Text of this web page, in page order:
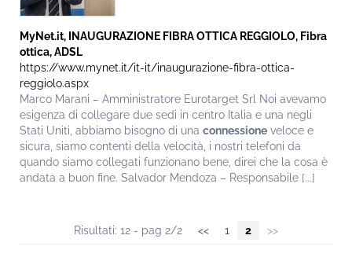
MyNet.it, INAUGURAZIONE FIBRA OTTICA REGGIOLO, Fibra
ottica, ADSL
https://www.mynet.it/it-it/inaugurazione-fibra-ottica-
reggiolo.aspx
Marco Marani – Amministratore Eurotarget Srl Noi avevamo
esigenza di collegare due sedi in centro Italia e una negli
Stati Uniti, abbiamo bisogno di una connessione veloce e
sicura, siamo contenti della velocità, i nostri telefoni da
quando siamo collegati funzionano bene, direi che la cosa è
andata a buon fine. Salvador Mendoza – Responsabile [...]
Risultati: 12 - pag 2/2 << 1 2 >>